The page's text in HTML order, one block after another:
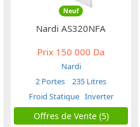
Neuf
Nardi AS320NFA
Prix 150 000 Da
Nardi
2 Portes
235 Litres
Froid Statique Inverter
Offres de Vente (5)